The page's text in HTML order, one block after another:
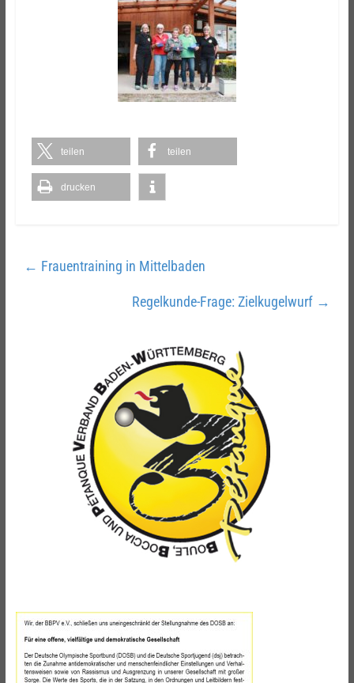
teilen teilen
drucken
← Frauentraining in Mittelbaden
Regelkunde-Frage: Zielkugelwurf →